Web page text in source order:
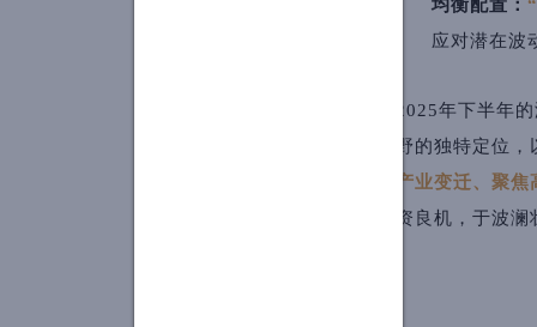
均衡配置：
应对潜在波
2025年下半年
野的独特定位
产业变迁、聚
资良机，于波